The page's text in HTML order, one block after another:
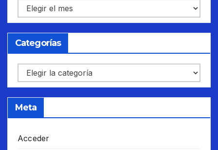
Archivos
Categorías
Categorías
Meta
Acceder